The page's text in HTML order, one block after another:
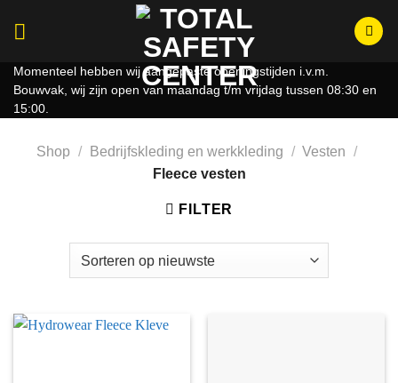
Momenteel hebben wij aangepaste openingstijden i.v.m.
Bouwvak, wij zijn open van maandag t/m vrijdag tussen 08:30 en
15:00.
Shop / Bedrijfskleding en werkkleding / Vesten /
Fleece vesten
FILTER